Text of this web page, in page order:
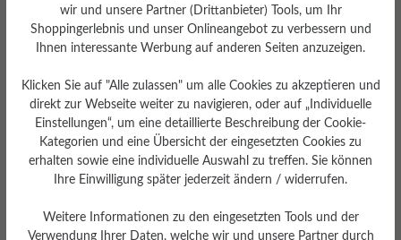
Passform
Standard Passform
Bewertungen lesen
wir und unsere Partner (Drittanbieter) Tools, um Ihr
Shoppingerlebnis und unser Onlineangebot zu verbessern und
Ihnen interessante Werbung auf anderen Seiten anzuzeigen.
Klicken Sie auf "Alle zulassen" um alle Cookies zu akzeptieren und
direkt zur Webseite weiter zu navigieren, oder auf „Individuelle
Einstellungen“, um eine detaillierte Beschreibung der Cookie-
Kategorien und eine Übersicht der eingesetzten Cookies zu
erhalten sowie eine individuelle Auswahl zu treffen. Sie können
Ihre Einwilligung später jederzeit ändern / widerrufen.
Weitere Informationen zu den eingesetzten Tools und der
Verwendung Ihrer Daten, welche wir und unsere Partner durch